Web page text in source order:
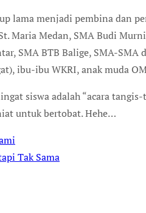
lama menjadi pembina dan
Maria Medan, SMA Budi
SMA BTB Balige, SMA-SMA
ibu-ibu WKRI, anak muda
siswa adalah “acara
untuk bertobat. Hehe…
Tak Sama